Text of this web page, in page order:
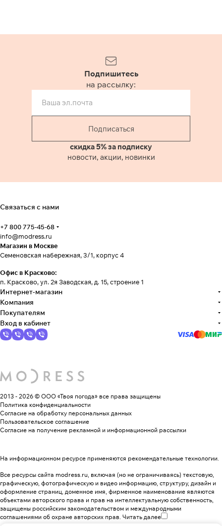
Подпишитесь
на рассылку:
Подписаться
скидка 5% за подписку
новости, акции, новинки
Связаться с нами
+7 800 775-45-68
info@modress.ru
Магазин в Москве
Семеновская набережная, 3/1, корпус 4
Офис в Красково:
п. Красково, ул. 2я Заводская, д. 15, строение 1
Интернет-магазин
Компания
Покупателям
Вход в кабинет
2013 - 2026 © ООО «Твоя погода» все права защищены
Политика конфиденциальности
Согласие на обработку персональных данных
Пользовательское соглашение
Согласие на получение рекламной и информационной рассылки
На информационном ресурсе применяются рекомендательные технологии.
Все ресурсы сайта modress.ru, включая (но не ограничиваясь) текстовую,
графическую, фотографическую и видео информацию, структуру, дизайн и
оформление страниц, доменное имя, фирменное наименование являются
объектами авторского права и прав на интеллектуальную собственность,
защищены российским законодательством и международными
соглашениями об охране авторских прав. Читать далее